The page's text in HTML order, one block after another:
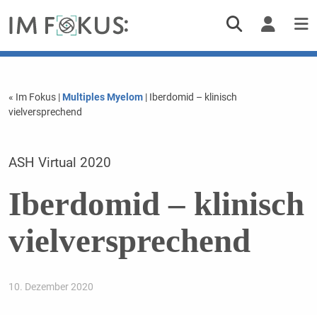
« Im Fokus | Multiples Myelom| Iberdomid – klinisch
vielversprechend
ASH Virtual 2020
Iberdomid – klinisch
vielversprechend
10. Dezember 2020